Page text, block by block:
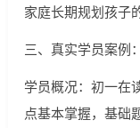
家庭长期规划孩子
三、真实学员案例
学员概况：初一在
点基本掌握，基础